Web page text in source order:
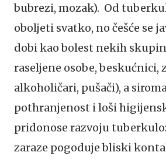
bubrezi, mozak). Od
oboljeti svatko, no češće se
dobi kao bolest nekih
raseljene osobe, beskućnici,
alkoholičari, pušači), a
pothranjenost i loši
pridonose razvoju
zaraze pogoduje bliski